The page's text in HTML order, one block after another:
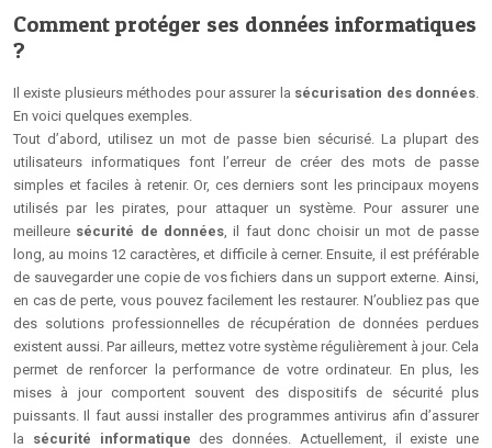
Comment protéger ses données informatiques
?
Il existe plusieurs méthodes pour assurer la sécurisation des données.
En voici quelques exemples.
Tout d’abord, utilisez un mot de passe bien sécurisé. La plupart des
utilisateurs informatiques font l’erreur de créer des mots de passe
simples et faciles à retenir. Or, ces derniers sont les principaux moyens
utilisés par les pirates, pour attaquer un système. Pour assurer une
meilleure sécurité de données, il faut donc choisir un mot de passe
long, au moins 12 caractères, et difficile à cerner. Ensuite, il est préférable
de sauvegarder une copie de vos fichiers dans un support externe. Ainsi,
en cas de perte, vous pouvez facilement les restaurer. N’oubliez pas que
des solutions professionnelles de récupération de données perdues
existent aussi. Par ailleurs, mettez votre système régulièrement à jour. Cela
permet de renforcer la performance de votre ordinateur. En plus, les
mises à jour comportent souvent des dispositifs de sécurité plus
puissants. Il faut aussi installer des programmes antivirus afin d’assurer
la sécurité informatique des données. Actuellement, il existe une